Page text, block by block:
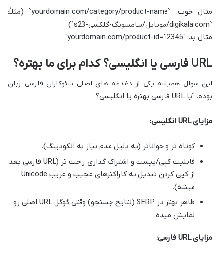
مثال خوب: `yourdomain.com/category/product-name` (مثلاً:
`digikala.com/موبایل/سامسونگ-گلکسی-s23`)
مثال بد: `yourdomain.com/product-id=12345`
URL فارسی یا انگلیسی؟ کدام برای ما بهتره؟
این سوال همیشه یکی از دغدغه های اصلی سئوکاران فارسی زبان
بوده. آیا URL فارسی بهتره یا انگلیسی؟
مزایای URL انگلیسی:
کوتاه تر و خواناتر (به دلیل عدم نیاز به انکودینگ).
قابلیت کپی/پیست و اشتراک گذاری راحت تر (URL فارسی بعد
از کپی کردن تبدیل به کاراکترهای عجیب و غریب Unicode
میشه).
ظاهر بهتر در SERP (نتایج جستجو) وقتی گوگل URL اصلی رو
نمایش میده.
مزایای URL فارسی: